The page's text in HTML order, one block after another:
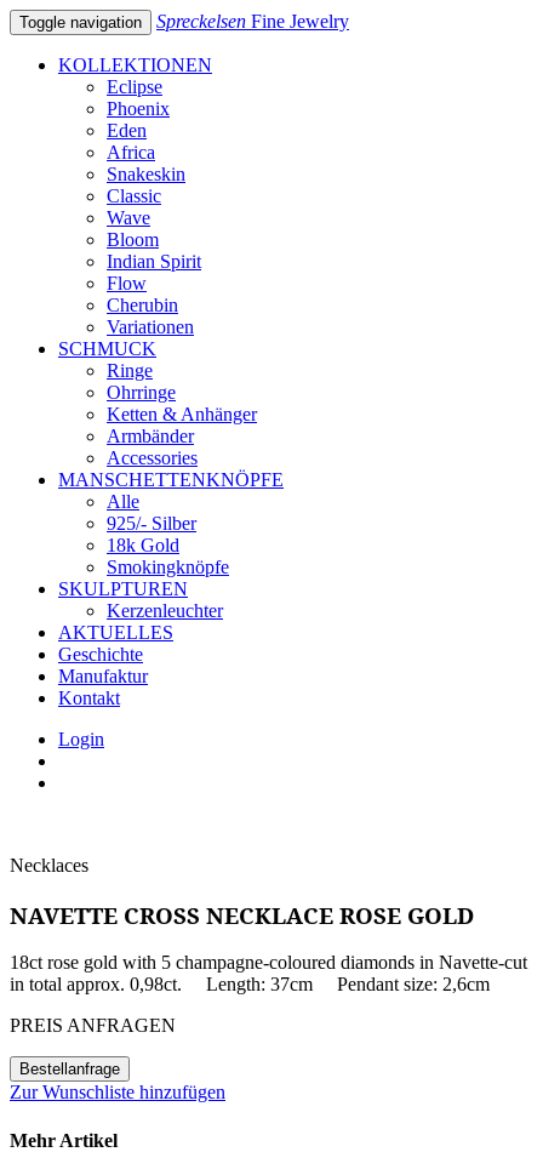
Toggle navigation Spreckelsen Fine Jewelry
KOLLEKTIONEN
Eclipse
Phoenix
Eden
Africa
Snakeskin
Classic
Wave
Bloom
Indian Spirit
Flow
Cherubin
Variationen
SCHMUCK
Ringe
Ohrringe
Ketten & Anhänger
Armbänder
Accessories
MANSCHETTENKNÖPFE
Alle
925/- Silber
18k Gold
Smokingknöpfe
SKULPTUREN
Kerzenleuchter
AKTUELLES
Geschichte
Manufaktur
Kontakt
Login
Necklaces
NAVETTE CROSS NECKLACE ROSE GOLD
18ct rose gold with 5 champagne-coloured diamonds in Navette-cut
in total approx. 0,98ct. Length: 37cm Pendant size: 2,6cm
PREIS ANFRAGEN
Bestellanfrage
Zur Wunschliste hinzufügen
Mehr Artikel